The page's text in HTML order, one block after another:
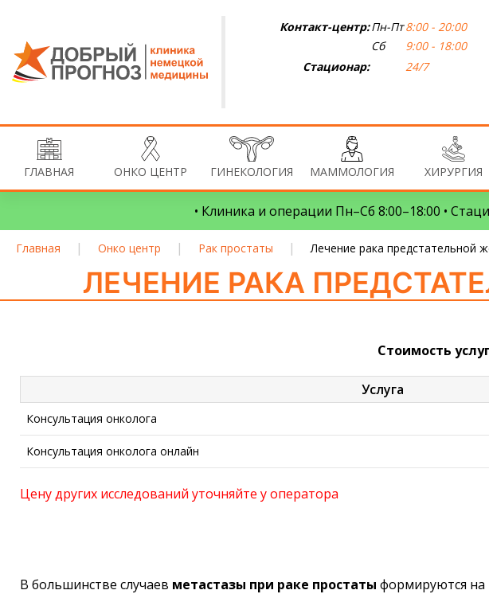
Контакт-центр:Пн-Пт
Сб
8:00 - 20:00
9:00 - 18:00
Стационар:
24/7
ГЛАВНАЯ ОНКО ЦЕНТР ГИНЕКОЛОГИЯ МАММОЛОГИЯ ХИРУРГИЯ
• Клиника и операции Пн–Сб 8:00–18:00 •
Главная | Онко центр | Рак простаты | Лечение рака предстательной
ЛЕЧЕНИЕ РАКА
Стоимость
Услуга
Консультация онколога
Консультация онколога онлайн
Цену других исследований уточняйте у оператора
В большинстве случаев метастазы при раке простаты формируются на